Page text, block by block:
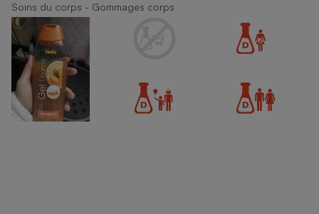
Soins du corps - Gommages corps